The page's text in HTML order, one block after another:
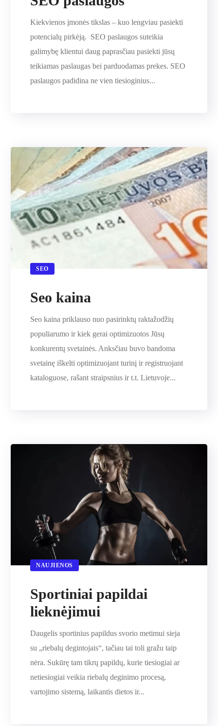
Kiekvienos įmonės tikslas – kuo lengviau pasiekti
potencialų pirkėją. SEO paslaugos suteikia
galimybę klientui daug paprasčiau pasiekti jūsų
teikiamas paslaugas bei parduodamas prekes. SEO
paslaugos padidina ne vien tiesioginius...
SEO
Seo kaina
Seo kaina priklauso nuo pasirinktų raktažodžių
populiarumo ir kiek gerai optimizuotos Jūsų
konkurentų svetainės. Anksčiau buvo bandoma
svetainę iškelti optimizuojant turinį ir registruojant
kataloguose, rašant straipsnius ir t.t. Lietuvoje...
NAUJIENOS
Sportiniai papildai
lieknėjimui
Daugelis sportinius papildus svorio metimui sieja
su „riebalų degintojais“, tačiau tai toli gražu taip
nėra. Sukūrę tam tikrų papildų, kurie tiesiogiai ar
netiesiogiai veikia riebalų deginimo procesą,
vartojimo sistemą, laikantis dietos ir...